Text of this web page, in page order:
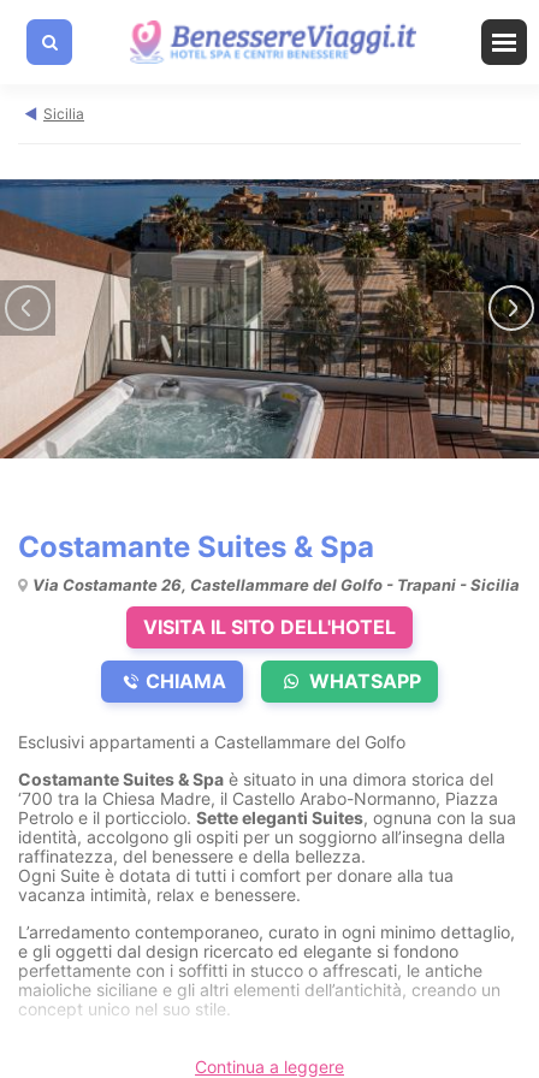
Sicilia
Costamante Suites & Spa
Via Costamante 26, Castellammare del Golfo - Trapani - Sicilia
VISITA IL SITO DELL'HOTEL
CHIAMA WHATSAPP
Esclusivi appartamenti a Castellammare del Golfo
Costamante Suites & Spa è situato in una dimora storica del
‘700 tra la Chiesa Madre, il Castello Arabo-Normanno, Piazza
Petrolo e il porticciolo. Sette eleganti Suites, ognuna con la sua
identità, accolgono gli ospiti per un soggiorno all’insegna della
raffinatezza, del benessere e della bellezza.
Ogni Suite è dotata di tutti i comfort per donare alla tua
vacanza intimità, relax e benessere.
L’arredamento contemporaneo, curato in ogni minimo dettaglio,
e gli oggetti dal design ricercato ed elegante si fondono
perfettamente con i soffitti in stucco o affrescati, le antiche
maioliche siciliane e gli altri elementi dell’antichità, creando un
concept unico nel suo stile.
Continua a leggere